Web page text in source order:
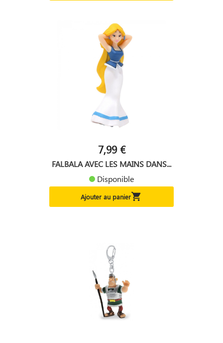
7,99 €
FALBALA AVEC LES MAINS DANS...
Disponible
Ajouter au panier